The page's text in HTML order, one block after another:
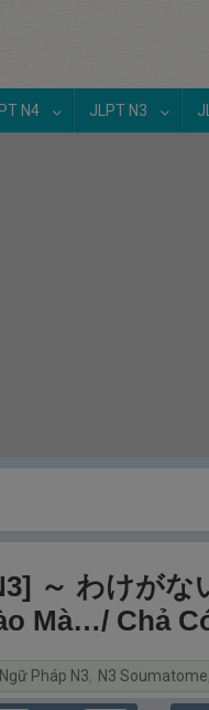
N4 JLPT N3
～ わけが
Mà…/ Chả
Ngữ Pháp N3, N3 Soumatome